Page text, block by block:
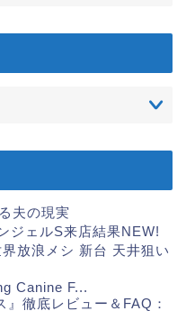
夫の現実
ジェルS来店結果NEW!
放浪メシ 新台 天井狙い
Canine F...
』徹底レビュー＆FAQ：